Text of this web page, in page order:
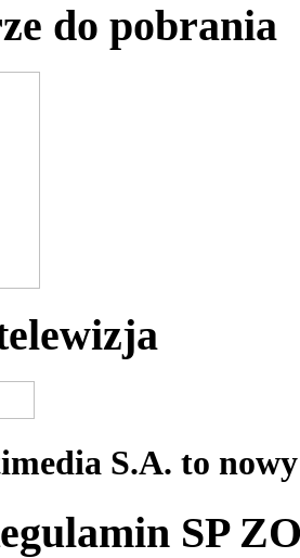
do pobrania
S.A. to
SP